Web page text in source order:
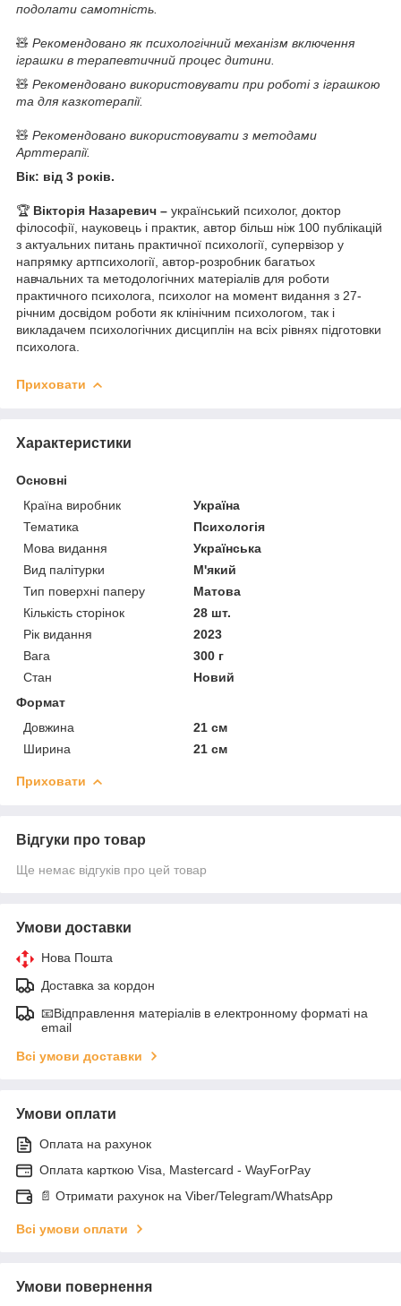
подолати самотність.
🧸 Рекомендовано як психологічний механізм включення
іграшки в терапевтичний процес дитини.
🧸 Рекомендовано використовувати при роботі з іграшкою
та для казкотерапії.
🧸 Рекомендовано використовувати з методами
Арттерапії.
Вік: від 3 років.
🏆 Вікторія Назаревич – український психолог, доктор
філософії, науковець і практик, автор більш ніж 100 публікацій
з актуальних питань практичної психології, супервізор у
напрямку артпсихології, автор-розробник багатьох
навчальних та методологічних матеріалів для роботи
практичного психолога, психолог на момент видання з 27-
річним досвідом роботи як клінічним психологом, так і
викладачем психологічних дисциплін на всіх рівнях підготовки
психолога.
Приховати
Характеристики
Основні
Країна виробник
Україна
Тематика
Психологія
Мова видання
Українська
Вид палітурки
М'який
Тип поверхні паперу
Матова
Кількість сторінок
28 шт.
Рік видання
2023
Вага
300 г
Стан
Новий
Формат
Довжина
21 см
Ширина
21 см
Приховати
Відгуки про товар
Ще немає відгуків про цей товар
Умови доставки
Нова Пошта
Доставка за кордон
📧Відправлення матеріалів в електронному форматі на
email
Всі умови доставки
Умови оплати
Оплата на рахунок
Оплата карткою Visa, Mastercard - WayForPay
📄 Отримати рахунок на Viber/Telegram/WhatsApp
Всі умови оплати
Умови повернення